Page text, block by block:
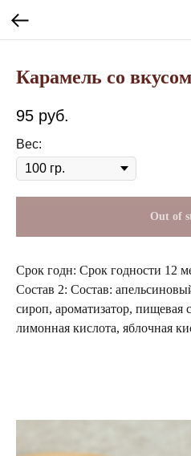
Карамель со
95 руб.
Вес:
Out of
Срок годн: Срок годности 12
Состав 2: Состав:
сироп, ароматизатор, пищевая
лимонная кислота, яблочная